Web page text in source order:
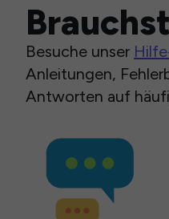
Besuche unser
Anleitungen,
Antworten auf